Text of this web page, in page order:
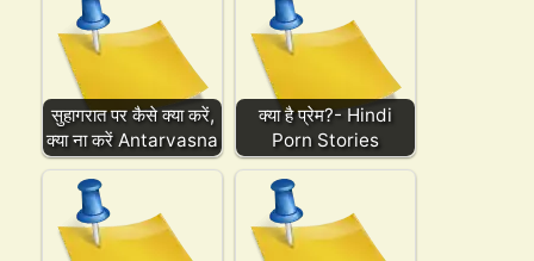
सुहागरात पर कैसे क्या करें,
क्या ना करें Antarvasna
क्या है प्रेम?- Hindi
Porn Stories